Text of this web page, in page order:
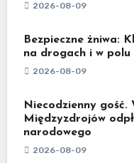
2026-08-09
Bezpieczne żniwa:
na drogach i w polu
2026-08-09
Niecodzienny gość.
Międzyzdrojów
narodowego
2026-08-09